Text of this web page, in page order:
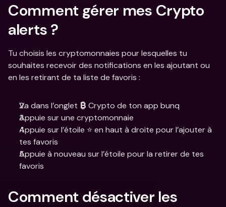
Comment gérer mes Crypto
alerts ?
Tu choisis les cryptomonnaies pour lesquelles tu
souhaites recevoir des notifications en les ajoutant ou
en les retirant de ta liste de favoris :
Va dans l’onglet ₿ Crypto de ton app bunq
Appuie sur une cryptomonnaie
Appuie sur l’étoile ⭐ en haut à droite pour l’ajouter à
tes favoris
Appuie à nouveau sur l’étoile pour la retirer de tes
favoris
Comment désactiver les